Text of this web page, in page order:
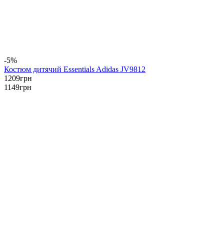
-5%
Костюм дитячий Essentials Adidas JV9812
1209грн
1149грн